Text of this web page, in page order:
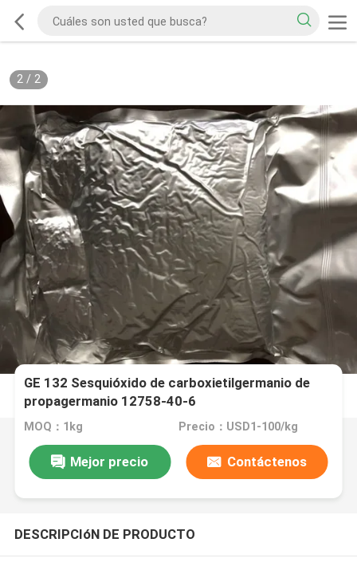
2/ 2
GE 132 Sesquióxido de carboxietilgermanio de
propagermanio 12758-40-6
MOQ：1kg Precio：USD1-100/kg
Mejor precio Contáctenos
DESCRIPCIóN DE PRODUCTO